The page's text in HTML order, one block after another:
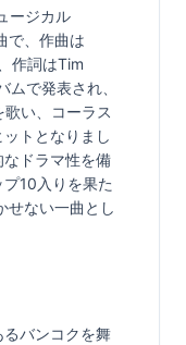
ージカル
で、作曲は
作詞はTim
で発表され、
い、コーラス
トとなりまし
ドラマ性を備
10入りを果た
せない一曲とし
バンコクを舞